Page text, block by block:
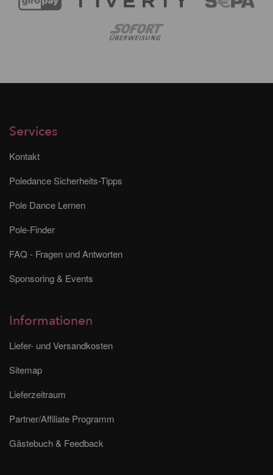
Services
Kontakt
Poledance Sicherheits-Tipps
Pole Dance Lernen
Pole-Finder
FAQ - Fragen und Antworten
Sponsoring & Events
Informationen
Liefer- und Versandkosten
Sitemap
Lieferzeitraum
Partner/Affiliate Programm
Gästebuch & Feedback